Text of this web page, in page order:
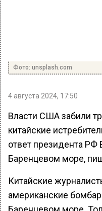
Фото: unsplash.com
4 августа 2024, 17:50
Власти США забили
китайские
ответ президента РФ
Баренцевом море,
Китайские
американские